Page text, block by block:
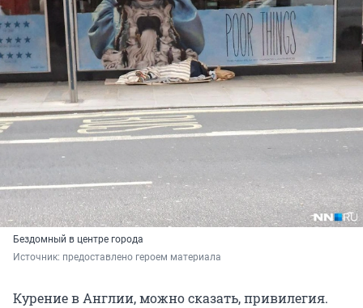
Бездомный в центре города
Источник: предоставлено героем материала
Курение в Англии, можно сказать, привилегия.